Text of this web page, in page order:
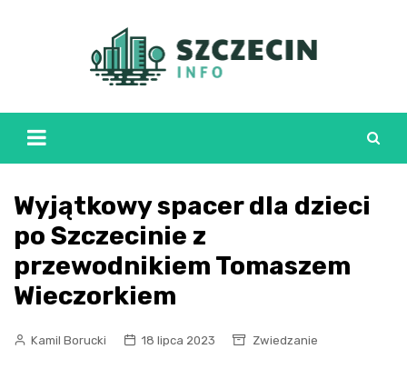
Wyjątkowy spacer dla dzieci
po Szczecinie z
przewodnikiem Tomaszem
Wieczorkiem
Kamil Borucki 18 lipca 2023 Zwiedzanie